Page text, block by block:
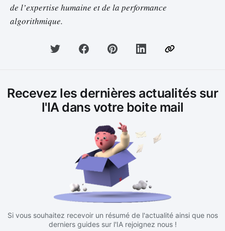
de l’expertise humaine et de la performance
algorithmique.
Recevez les dernières actualités sur
l'IA dans votre boite mail
Si vous souhaitez recevoir un résumé de l'actualité ainsi que nos
derniers guides sur l'IA rejoignez nous !